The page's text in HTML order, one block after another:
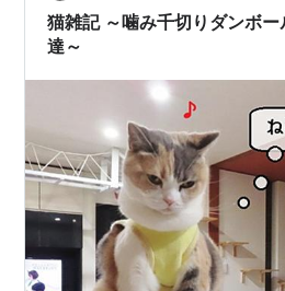
す。 この術後服、伸縮性はあっ
首周りが緩くなってきてしましま
猫雑記 ～噛み千切りダンボ
達～